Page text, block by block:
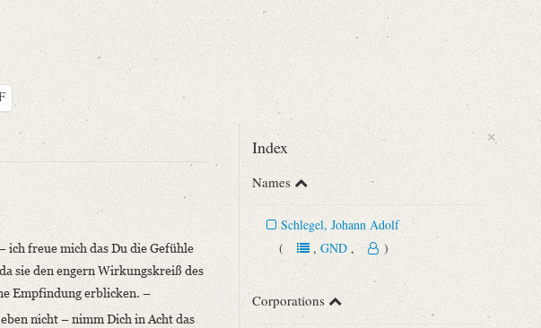
ich freue mich das Du die Gefühle
sie den engern Wirkungskreiß des
Empfindung erblicken. –
nicht – nimm Dich in Acht das
×
Index
Names
Schlegel, Johann Adolf
(, GND, )
Corporations